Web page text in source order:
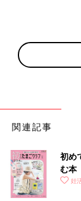
関連記事
初め
む本
妊